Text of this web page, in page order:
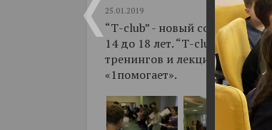
25.01.2019
“Т-club” - новый совместный
14 до 18 лет. “Т-club” начал
тренингов и лекций, при
«1помогает».